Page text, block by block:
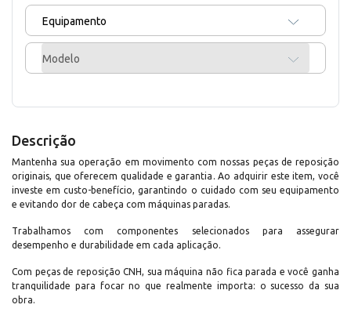
Equipamento
Modelo
Descrição
Mantenha sua operação em movimento com nossas peças de reposição
originais, que oferecem qualidade e garantia. Ao adquirir este item, você
investe em custo-benefício, garantindo o cuidado com seu equipamento
e evitando dor de cabeça com máquinas paradas.
Trabalhamos com componentes selecionados para assegurar
desempenho e durabilidade em cada aplicação.
Com peças de reposição CNH, sua máquina não fica parada e você ganha
tranquilidade para focar no que realmente importa: o sucesso da sua
obra.